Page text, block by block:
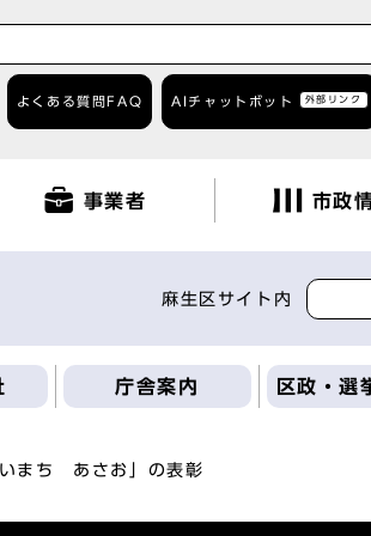
よくある質問 FAQ AIチャットボット 外部リンク
事業者 市政
麻生区サイト内
庁舎案内 区政・選
いまち あさお」の表彰